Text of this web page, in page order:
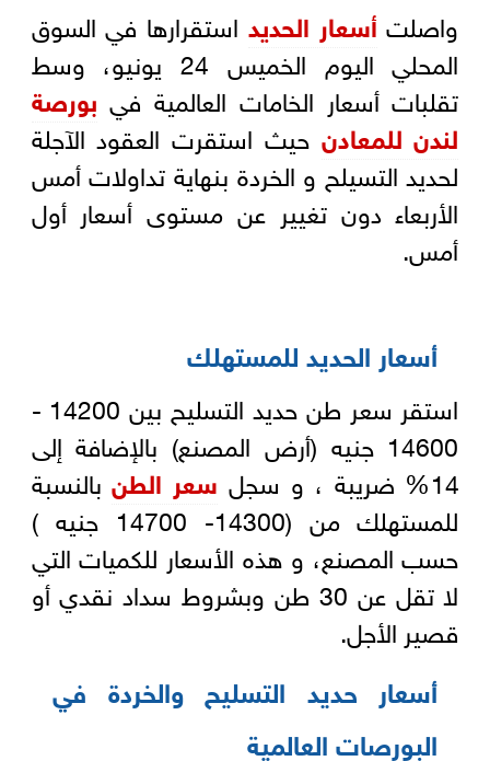
واصلت أسعار الحديد استقرارها في السوق
المحلي اليوم الخميس 24 يونيو، وسط
تقلبات أسعار الخامات العالمية في بورصة
لندن للمعادن حيث استقرت العقود الآجلة
لحديد التسيلح و الخردة بنهاية تداولات أمس
الأربعاء دون تغيير عن مستوى أسعار أول
أمس.
أسعار الحديد للمستهلك
استقر سعر طن حديد التسليح بين 14200 -
14600 جنيه (أرض المصنع) بالإضافة إلى
14% ضريبة ، و سجل
سعر الطنبالنسبة
للمستهلك من (14300- 14700 جنيه )
حسب المصنع، و هذه الأسعار للكميات التي
لا تقل عن 30 طن وبشروط سداد نقدي أو
قصير الأجل.
أسعار حديد التسليح والخردة في
البورصات العالمية